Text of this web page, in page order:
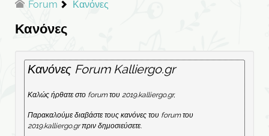
Forum Κανόνες
Κανόνες
Κανόνες Forum Kalliergo.gr
Καλώς ήρθατε στο forum του 2019.kalliergo.gr,
Παρακαλούμε διαβάστε τους κανόνες του forum του
2019.kalliergo.gr πριν δημοσιεύσετε.